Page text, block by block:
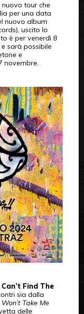
tour che
per una data
nuovo album
uscito lo
è per venerdì 8
sarà possibile
e
novembre.
Can’t Find The
sia dalla
Won’t Take Me
delle